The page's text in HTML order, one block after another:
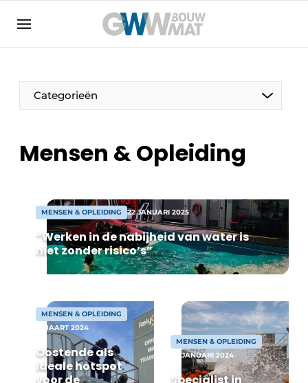
Bedrijven
Contact
Evenement aanmelden
Meest gelezen
Nieuwsbrief
Podcasts
Privacy / Cookie statement
Vacature aanmelden
Vacatures
Video’s
Categorieën
Mensen & Opleiding
MENSEN & OPLEIDING 22 JANUARI 2025
“Werken in de nabijheid van water is
niet zonder risico’s”
MENSEN & OPLEIDING
7 MAART 2024
Oostende als
ideale hotspot
MENSEN & OPLEIDING
24 JANUARI 2024